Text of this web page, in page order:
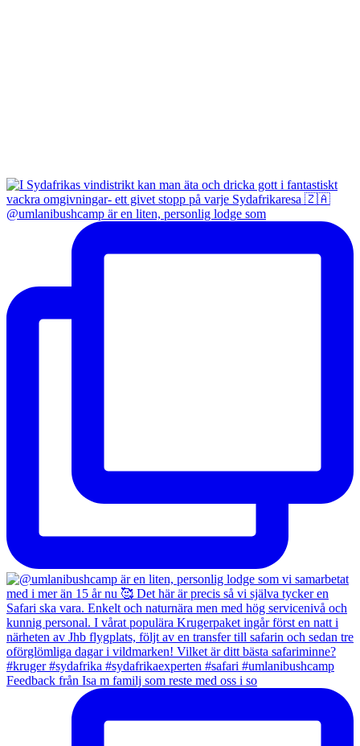
@umlanibushcamp är en liten, personlig lodge som
Feedback från Isa m familj som reste med oss i so